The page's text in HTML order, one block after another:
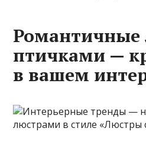
Романтичные
птичками —
в вашем